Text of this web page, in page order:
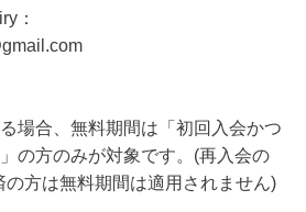
：
場合、無料期間は「初回入会かつ
の方のみが対象です。(再入会の
方は無料期間は適用されません)